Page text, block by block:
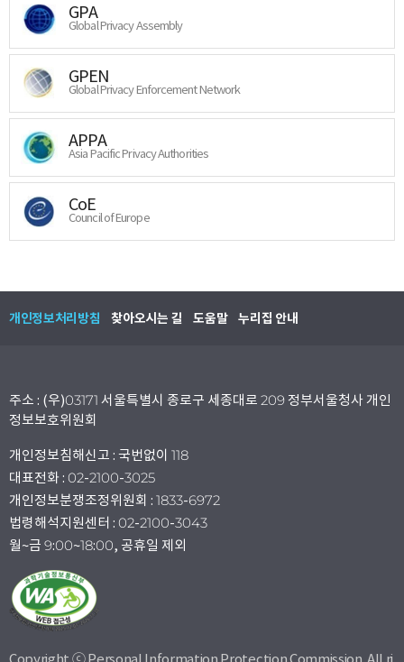
GPA
Global Privacy Assembly
GPEN
Global Privacy Enforcement Network
APPA
Asia Pacific Privacy Authorities
CoE
Council of Europe
개인정보처리방침 찾아오시는 길 도움말 누리집 안내
주소 : (우)03171 서울특별시 종로구 세종대로 209 정부서울청사 개인
정보보호위원회
개인정보침해신고 : 국번없이 118
대표전화 : 02-2100-3025
개인정보분쟁조정위원회 : 1833-6972
법령해석지원센터 : 02-2100-3043
월~금 9:00~18:00, 공휴일 제외
Copyright ⓒ Personal Information Protection Commission. All ri